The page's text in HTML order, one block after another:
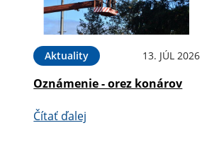
Aktuality 13. JÚL 2026
Oznámenie - orez konárov
Čítať ďalej